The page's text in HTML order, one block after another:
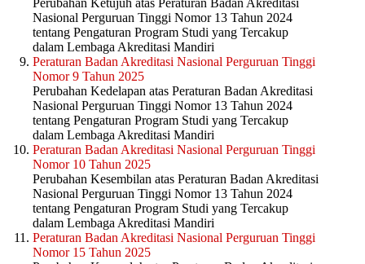
Perubahan Ketujuh atas Peraturan Badan Akreditasi
Nasional Perguruan Tinggi Nomor 13 Tahun 2024
tentang Pengaturan Program Studi yang Tercakup
dalam Lembaga Akreditasi Mandiri
Peraturan Badan Akreditasi Nasional Perguruan Tinggi
Nomor 9 Tahun 2025
Perubahan Kedelapan atas Peraturan Badan Akreditasi
Nasional Perguruan Tinggi Nomor 13 Tahun 2024
tentang Pengaturan Program Studi yang Tercakup
dalam Lembaga Akreditasi Mandiri
Peraturan Badan Akreditasi Nasional Perguruan Tinggi
Nomor 10 Tahun 2025
Perubahan Kesembilan atas Peraturan Badan Akreditasi
Nasional Perguruan Tinggi Nomor 13 Tahun 2024
tentang Pengaturan Program Studi yang Tercakup
dalam Lembaga Akreditasi Mandiri
Peraturan Badan Akreditasi Nasional Perguruan Tinggi
Nomor 15 Tahun 2025